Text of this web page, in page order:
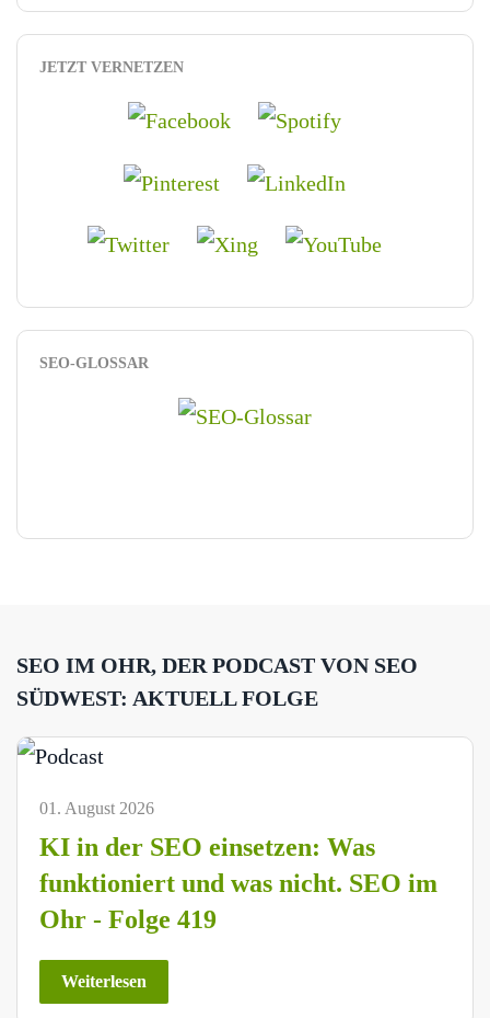
JETZT VERNETZEN
SEO-GLOSSAR
SEO IM OHR, DER PODCAST VON SEO
SÜDWEST: AKTUELL FOLGE
01. August 2026
KI in der SEO einsetzen: Was
funktioniert und was nicht. SEO im
Ohr - Folge 419
Weiterlesen